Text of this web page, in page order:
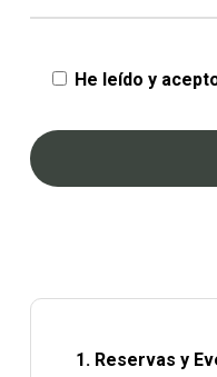
He leído y
1. Reservas y